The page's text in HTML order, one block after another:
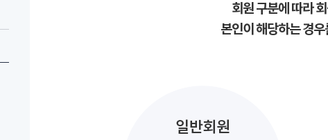
회원 구분에 따라
본인이 해당하는 경